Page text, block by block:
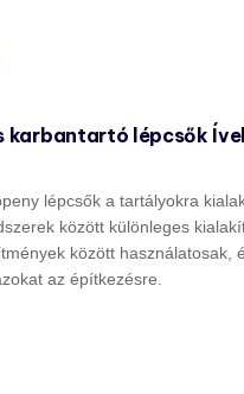
karbantartó lépcsők
lépcsők a tartályokra
között különleges
között használatosak,
az építkezésre.